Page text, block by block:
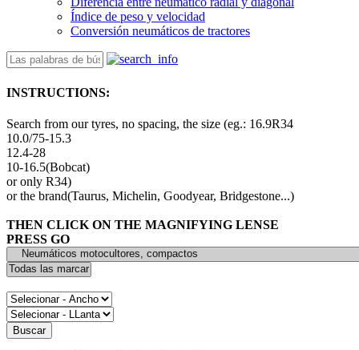
Índice de peso y velocidad
Conversión neumáticos de tractores
INSTRUCTIONS:
Search from our tyres, no spacing, the size (eg.: 16.9R34
10.0/75-15.3
12.4-28
10-16.5(Bobcat)
or only R34)
or the brand(Taurus, Michelin, Goodyear, Bridgestone...)
THEN CLICK ON THE MAGNIFYING LENSE
PRESS GO